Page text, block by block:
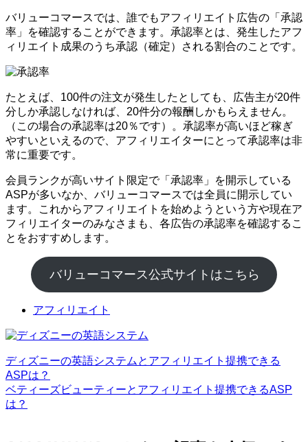
バリューコマースでは、誰でもアフィリエイト広告の「承認
率」を確認することができます。承認率とは、発生したアフ
ィリエイト成果のうち承認（確定）される割合のことです。
たとえば、100件の注文が発生したとしても、広告主が20件
分しか承認しなければ、20件分の報酬しかもらえません。
（この場合の承認率は20％です）。承認率が高いほど稼ぎ
やすいといえるので、アフィリエイターにとって承認率は非
常に重要です。
会員ランクが高いサイト限定で「承認率」を開示している
ASPが多いなか、バリューコマースでは全員に開示してい
ます。これからアフィリエイトを始めようという方や現在ア
フィリエイターのみなさまも、各広告の承認率を確認するこ
とをおすすめします。
バリューコマース公式サイトはこちら
アフィリエイト
ディズニーの英語システムとアフィリエイト提携できる
ASPは？
ベティーズビューティーとアフィリエイト提携できるASP
は？